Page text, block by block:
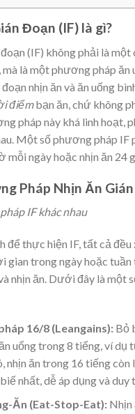
Đoạn (IF) là gì?
(IF) không phải là một
là một phương pháp ăn
nhịn ăn và ăn uống
điểmbạn ăn, chứ không
pháp này khá linh hoạt,
Một số phương pháp IF
mỗi ngày hoặc nhịn ăn 24
Pháp Nhịn Ăn
IF khác nhau
để thực hiện IF, tất cả đều
gian trong ngày hoặc tuần
nhịn ăn. Dưới đây là một
16/8 (Leangains):Bỏ
uống trong 8 tiếng, ví dụ
nhịn ăn trong 16 tiếng
nhất, dễ áp dụng và duy
Ăn (Eat-Stop-Eat):Nhịn